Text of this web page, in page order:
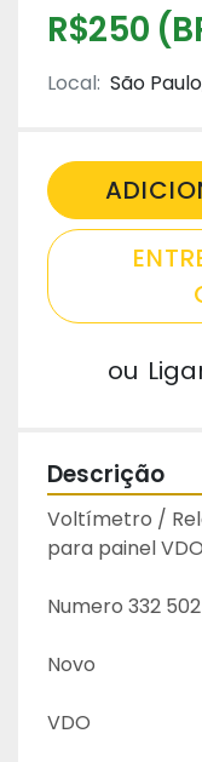
R$250
Local: São
ou
Descrição
Voltímetro /
para painel
Novo
VDO